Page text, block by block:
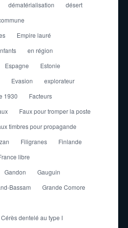
dématérialisation
désert
Empire lauré
en région
Espagne
Estonie
Evasion
explorateur
1930
Facteurs
Faux pour tromper la poste
timbres pour propagande
Filigranes
Finlande
libre
Gandon
Gauguin
Bassam
Grande Comore
dentelé au type I